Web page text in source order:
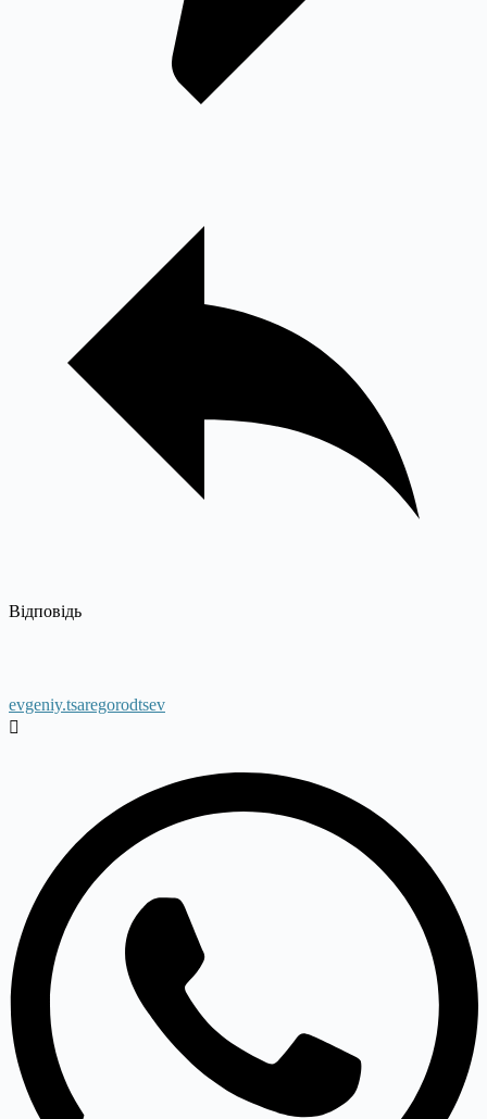
Відповідь
evgeniy.tsaregorodtsev